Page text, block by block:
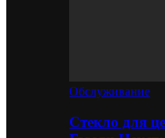
Обслуживание
Стекло для